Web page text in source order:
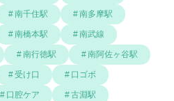
南千住駅 南多摩駅
南橋本駅 南武線
南行徳駅 南阿佐ヶ谷駅
受け口 口ゴボ
口腔ケア 古淵駅